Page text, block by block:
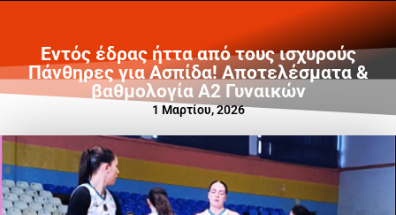
Εντός έδρας ήττα από τους ισχυρούς
Πάνθηρες για Ασπίδα! Αποτελέσματα &
βαθμολογία Α2 Γυναικών
1 Μαρτίου, 2026